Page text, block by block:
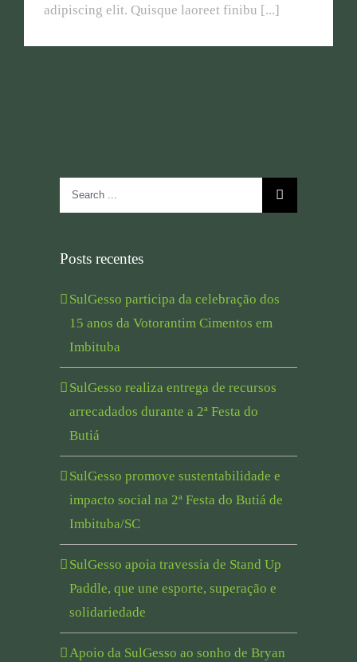
adipiscing elit. Quisque laoreet finibu [...]
Search
for:
Posts recentes
SulGesso participa da celebração dos
15 anos da Votorantim Cimentos em
Imbituba
SulGesso realiza entrega de recursos
arrecadados durante a 2ª Festa do
Butiá
SulGesso promove sustentabilidade e
impacto social na 2ª Festa do Butiá de
Imbituba/SC
SulGesso apoia travessia de Stand Up
Paddle, que une esporte, superação e
solidariedade
Apoio da SulGesso ao sonho de Bryan